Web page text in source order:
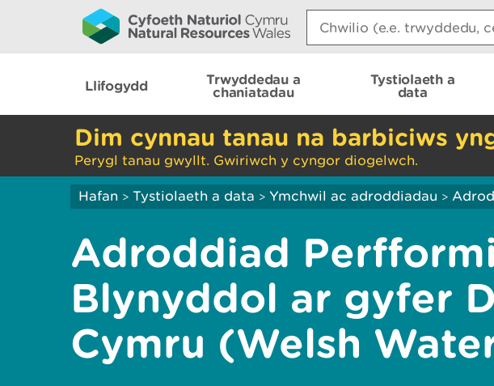
Search:
Llifogydd
Trwyddedau a
chaniatadau
Tystiolaeth a
data
Dim cynnau tanau na barbiciws
Perygl tanau gwyllt. Gwiriwch y cyngor diogelwch.
Hafan > Tystiolaeth a data > Ymchwil ac adroddiadau >
Adroddiad
Blynyddol ar gyfer
Cymru (Welsh